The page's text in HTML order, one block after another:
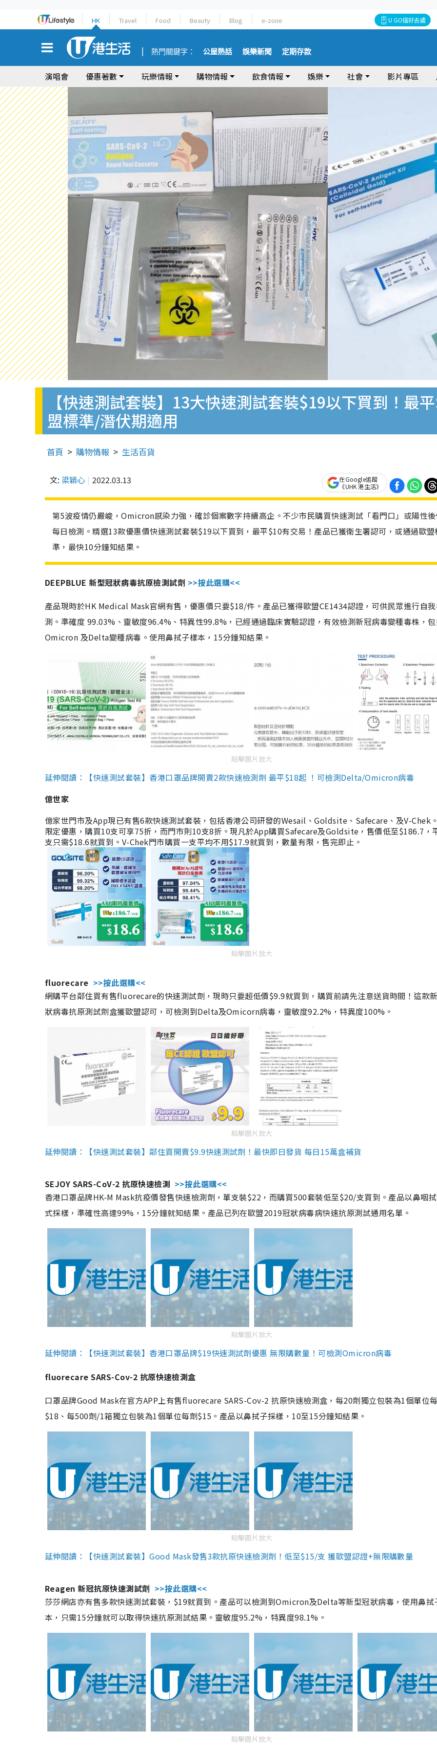
HK Travel Food Beauty Blog e-zone U GO搵好去處
熱門關鍵字： 公屋熱話 娛樂新聞 定期存款
演唱會 優惠著數 玩樂情報 購物情報 飲食情報 娛樂 社會 影片專區
【快速測試套裝】13大快速測試套裝$19以下買到！最
盟標準/潛伏期適用
首頁 購物情報 生活百貨
文: 梁穎心 2022.03.13
在Google追蹤
《UHK 港生活》
第5波疫情仍嚴峻，Omicron感染力強，確診個案數字持續高企。不少市民購買快速測試「看門口」或陽性
每日檢測。精選13款優惠價快速測試套裝$19以下買到，最平$10有交易！產品已獲衛生署認可，或通過歐盟
準，最快10分鐘知結果。
DEEPBLUE 新型冠狀病毒抗原檢測試劑 >>按此選購<<
產品現時於HK Medical Mask官網有售，優惠價只要$18/件。產品已獲得歐盟CE1434認證，可供民眾進行自
測。準確度 99.03%、靈敏度96.4%、特異性99.8%，已經通過臨床實驗認證，有效檢測新冠病毒變種毒株，
Omicron 及Delta變種病毒。使用鼻拭子樣本，15分鐘知結果。
點擊圖片放大
延伸閱讀：【快速測試套裝】香港口罩品牌開賣2款快速檢測劑 最平$18起 ！可檢測Delta/Omicron病毒
億世家
億家世門市及App現已有售6款快速測試套裝，包括香港公司研發的Wesail、Goldsite、Safecare、及V-Chek
限定優惠，購買10支可享75折，而門市則10支8折。現凡於App購買Safecare及Goldsite，售價低至$186.7，
支只需$18.6就買到。V-Chek門市購買一支平均不用$17.9就買到，數量有限，售完即止。
點擊圖片放大
fluorecare >>按此選購<<
網購平台鄰住買有售fluorecare的快速測試劑，現時只要超低價$9.9就買到，購買前請先注意送貨時間！這款
狀病毒抗原測試劑盒獲歐盟認可，可檢測到Delta及Omicorn病毒，靈敏度92.2%，特異度100%。
點擊圖片放大
延伸閱讀：【快速測試套裝】鄰住買開賣$9.9快速測試劑！最快即日發貨 每日15萬盒補貨
SEJOY SARS-CoV-2 抗原快速檢測 >>按此選購<<
香港口罩品牌HK-M Mask抗疫價發售快速檢測劑，單支裝$22，而購買500套裝低至$20/支買到。產品以鼻咽
式採樣，準確性高達99%，15分鐘就知結果。產品已列在歐盟2019冠狀病毒病快速抗原測試通用名單。
點擊圖片放大
延伸閱讀：【快速測試套裝】香港口罩品牌$19快速測試劑優惠 無限購數量！可檢測Omicron病毒
fluorecare SARS-Cov-2 抗原快速檢測盒
口罩品牌Good Mask在官方APP上有售fluorecare SARS-Cov-2 抗原快速檢測盒，每20劑獨立包裝為1個單位
$18、每500劑/1箱獨立包裝為1個單位每劑$15。產品以鼻拭子採樣，10至15分鐘知結果。
點擊圖片放大
延伸閱讀：【快速測試套裝】Good Mask發售3款抗原快速檢測劑！低至$15/支 獲歐盟認證+無限購數量
Reagen 新冠抗原快速測試劑 >>按此選購<<
莎莎網店亦有售多款快速測試套裝，$19就買到。產品可以檢測到Omicron及Delta等新型冠狀病毒，使用鼻拭
本，只需15分鐘就可以取得快速抗原測試結果。靈敏度95.2%，特異度98.1%。
點擊圖片放大